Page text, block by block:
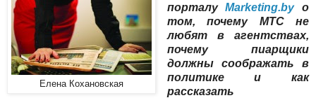
Елена Кохановская
порталуMarketing.byо
том, почему МТС не
любят в агентствах,
почему пиарщики
должны соображать в
политике и как
рассказать